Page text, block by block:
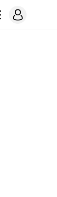
그